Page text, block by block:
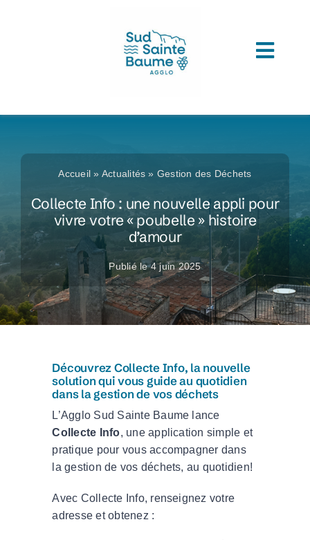
COMPRENDRE L’AGGLOMERATION
CONNAITRE SON ADMINISTRATION
DECOUVRIR SUD SAINTE BAUME
TOUTES LES ACTUS
LES MÉDIATHÈQUES
Accueil» Actualités » Gestion des Déchets
Collecte Info : une nouvelle appli pour
vivre votre « poubelle » histoire
d’amour
Publié le 4 juin 2025
Découvrez Collecte Info, la nouvelle
solution qui vous guide au quotidien
dans la gestion de vos déchets
L’Agglo Sud Sainte Baume lance
Collecte Info, une application simple et
pratique pour vous accompagner dans
la gestion de vos déchets, au quotidien!
Avec Collecte Info, renseignez votre
adresse et obtenez :